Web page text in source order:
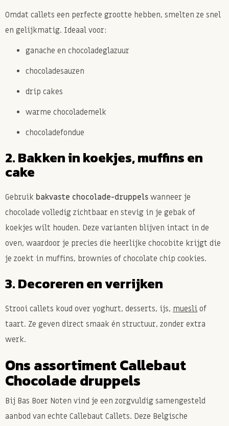
Omdat callets een perfecte grootte hebben, smelten ze snel
en gelijkmatig. Ideaal voor:
ganache en chocoladeglazuur
chocoladesauzen
drip cakes
warme chocolademelk
chocoladefondue
2. Bakken in koekjes, muffins en
cake
Gebruik bakvaste chocolade-druppels wanneer je
chocolade volledig zichtbaar en stevig in je gebak of
koekjes wilt houden. Deze varianten blijven intact in de
oven, waardoor je precies die heerlijke chocobite krijgt die
je zoekt in muffins, brownies of chocolate chip cookies.
3. Decoreren en verrijken
Strooi callets koud over yoghurt, desserts, ijs, muesli of
taart. Ze geven direct smaak én structuur, zonder extra
werk.
Ons assortiment Callebaut
Chocolade druppels
Bij Bas Boer Noten vind je een zorgvuldig samengesteld
aanbod van echte Callebaut Callets. Deze Belgische